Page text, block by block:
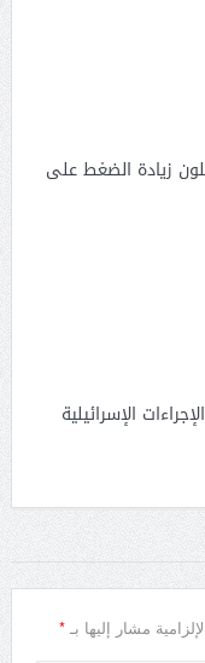
زيادة الضغط على
الإسرائيلية
مشار إليها بـ *